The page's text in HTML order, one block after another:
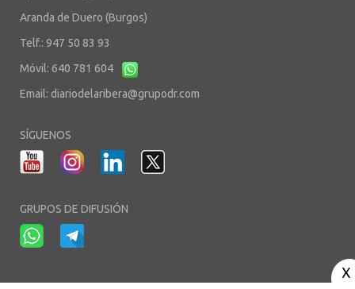
Aranda de Duero (Burgos)
Telf.: 947 50 83 93
Móvil: 640 781 604
Email: diariodelaribera@grupodr.com
SÍGUENOS
GRUPOS DE DIFUSIÓN